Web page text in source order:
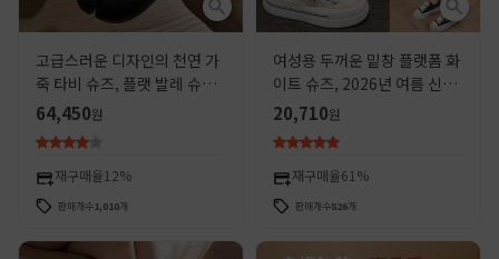
고급스러운 디자인의 천연 가
죽 타비 슈즈, 플랫 발레 슈즈,
돼지발굽 양가죽 여성화, 캐주
얼 슈즈
64,450원
재구매율 12%
판매개수1,010개
여성용 두꺼운 밑창 플랫폼 화
이트 슈즈, 2026년 여름 신상,
다용도 캔버스 메쉬 스포츠 캐
주얼 워터다이아몬드 스니커
즈 트렌드
20,710원
재구매율61%
판매개수826개